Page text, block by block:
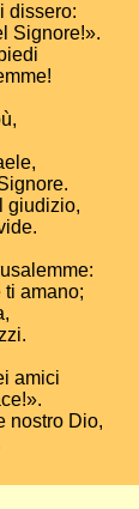
dissero:
Signore!».
giudizio,
amano;
amici
nostro Dio,